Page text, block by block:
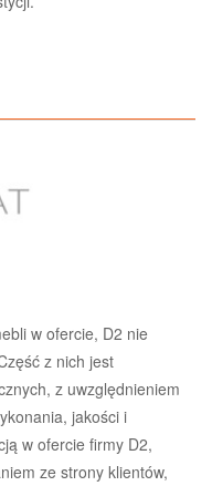
w ofercie, D2 nie
z nich jest
z uwzględnieniem
jakości i
w ofercie firmy D2,
ze strony klientów,